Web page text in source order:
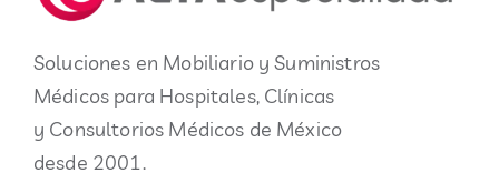
Soluciones en Mobiliario y Suministros
Médicos para Hospitales, Clínicas
y Consultorios Médicos de México
desde 2001.